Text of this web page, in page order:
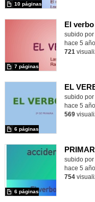
10 páginas
El verbo
Contenido
subido por
7 páginas
hace 5
721
EL
Contenido
subido por
6 páginas
hace 5
569
Contenido
subido por
6 páginas
hace 5
754